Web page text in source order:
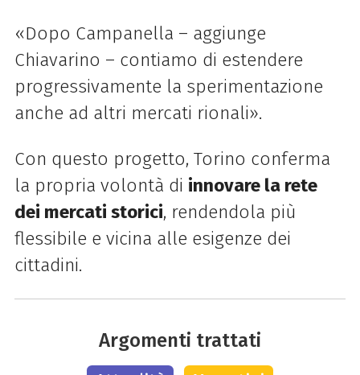
«Dopo Campanella – aggiunge
Chiavarino – contiamo di estendere
progressivamente la sperimentazione
anche ad altri mercati rionali».
Con questo progetto, Torino conferma
la propria volontà di innovare la rete
dei mercati storici, rendendola più
flessibile e vicina alle esigenze dei
cittadini.
Argomenti trattati